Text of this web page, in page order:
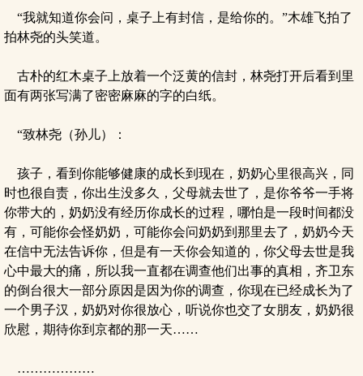
“我就知道你会问，桌子上有封信，是给你的。”木雄飞拍了
拍林尧的头笑道。
古朴的红木桌子上放着一个泛黄的信封，林尧打开后看到里
面有两张写满了密密麻麻的字的白纸。
“致林尧（孙儿）：
孩子，看到你能够健康的成长到现在，奶奶心里很高兴，同
时也很自责，你出生没多久，父母就去世了，是你爷爷一手将
你带大的，奶奶没有经历你成长的过程，哪怕是一段时间都没
有，可能你会怪奶奶，可能你会问奶奶到那里去了，奶奶今天
在信中无法告诉你，但是有一天你会知道的，你父母去世是我
心中最大的痛，所以我一直都在调查他们出事的真相，齐卫东
的倒台很大一部分原因是因为你的调查，你现在已经成长为了
一个男子汉，奶奶对你很放心，听说你也交了女朋友，奶奶很
欣慰，期待你到京都的那一天……
………………